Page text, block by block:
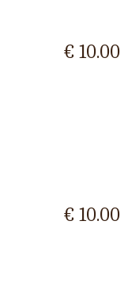
€ 10.00
€ 10.00